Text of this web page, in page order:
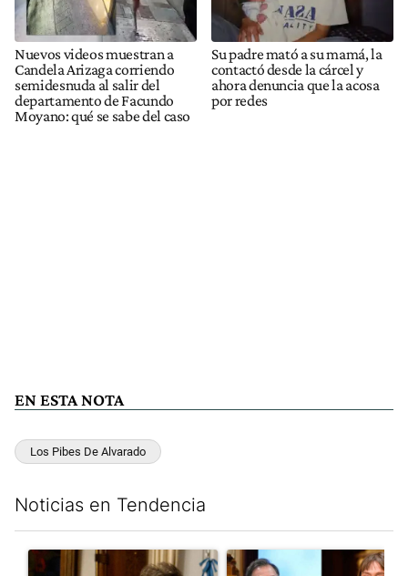
Nuevos videos muestran a
Candela Arizaga corriendo
semidesnuda al salir del
departamento de Facundo
Moyano: qué se sabe del caso
Su padre mató a su mamá, la
contactó desde la cárcel y
ahora denuncia que la acosa
por redes
EN ESTA NOTA
Los Pibes De Alvarado
Noticias en Tendencia
Un artículo de tendencia con el título "Encuesta: Patricia
Un artículo de tendencia con